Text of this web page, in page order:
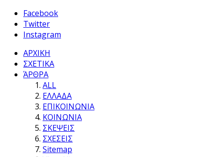
Facebook
Twitter
Instagram
ΑΡΧΙΚΗ
ΣΧΕΤΙΚΑ
ΆΡΘΡΑ
ALL
ΕΛΛΑΔΑ
ΕΠΙΚΟΙΝΩΝΙΑ
ΚΟΙΝΩΝΙΑ
ΣΚΕΨΕΙΣ
ΣΧΕΣΕΙΣ
Sitemap